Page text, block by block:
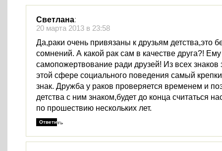
Светлана:
20 марта 2013 в 23:58
Да,раки очень привязаны к друзьям детства,это
сомнений. А какой рак сам в качестве друга?!
самопожертвование ради друзей! Из всех знаков
этой сфере социального поведения самый
знак. Дружба у раков проверяется временем и
детства с ним знаком,будет до конца считаться
по прошествию нескольких лет.
Ответить